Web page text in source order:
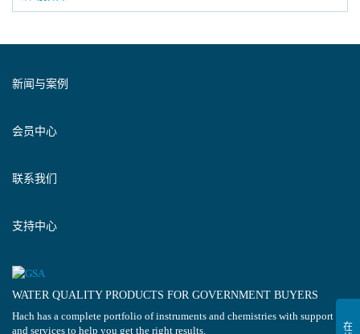
新闻与案例
会员中心
联系我们
支持中心
WATER QUALITY PRODUCTS FOR GOVERNMENT BUYERS
Hach has a complete portfolio of instruments and chemistries with support
and services to help you get the right results.